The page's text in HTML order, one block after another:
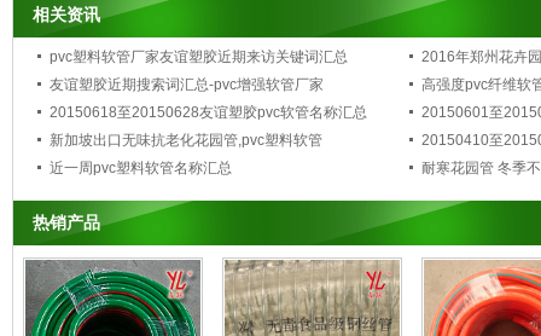
相关资讯
pvc塑料软管厂家友谊塑胶近期来访关键词汇总
2016年郑州花卉
友谊塑胶近期搜索词汇总-pvc增强软管厂家
高强度pvc纤维软
20150618至20150628友谊塑胶pvc软管名称汇总
20150601至
新加坡出口无味抗老化花园管,pvc塑料软管
20150410至
近一周pvc塑料软管名称汇总
耐寒花园管 冬季
热销产品